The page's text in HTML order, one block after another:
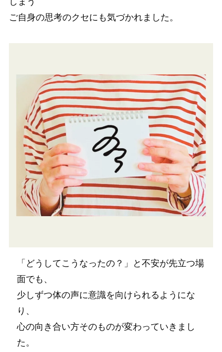
ご自身の思考のクセにも気づかれました。
「どうしてこうなったの？」と不安が先立つ場
面でも、
少しずつ体の声に意識を向けられるようにな
り、
心の向き合い方そのものが変わっていきまし
た。